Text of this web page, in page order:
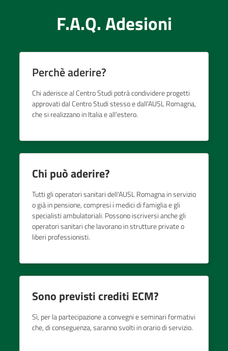
F.A.Q. Adesioni
Perchè aderire?
Chi aderisce al Centro Studi potrà condividere progetti
approvati dal Centro Studi stesso e dall'AUSL Romagna,
che si realizzano in Italia e all'estero.
Chi può aderire?
Tutti gli operatori sanitari dell'AUSL Romagna in servizio
o già in pensione, compresi i medici di famiglia e gli
specialisti ambulatoriali. Possono iscriversi anche gli
operatori sanitari che lavorano in strutture private o
liberi professionisti.
Sono previsti crediti ECM?
Sì, per la partecipazione a convegni e seminari formativi
che, di conseguenza, saranno svolti in orario di servizio.